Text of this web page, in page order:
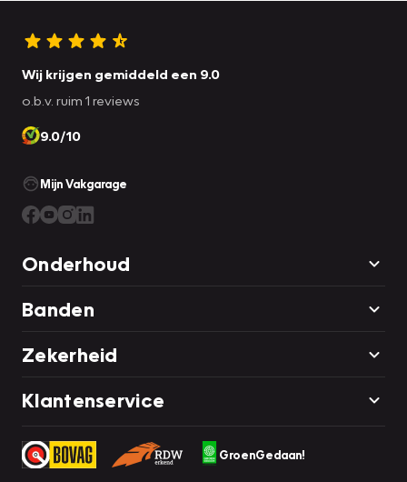
Wij krijgen gemiddeld een 9.0
o.b.v. ruim 1 reviews
9.0/10
Mijn Vakgarage
Onderhoud
Banden
Zekerheid
Klantenservice
GroenGedaan!